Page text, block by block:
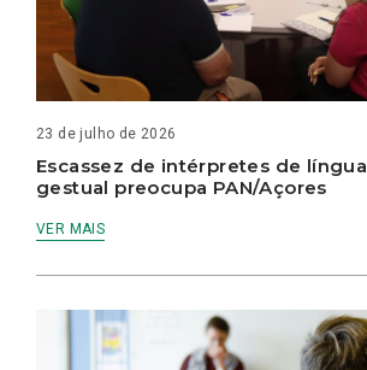
23 de julho de 2026
Escassez de intérpretes de língua
gestual preocupa PAN/Açores
VER MAIS